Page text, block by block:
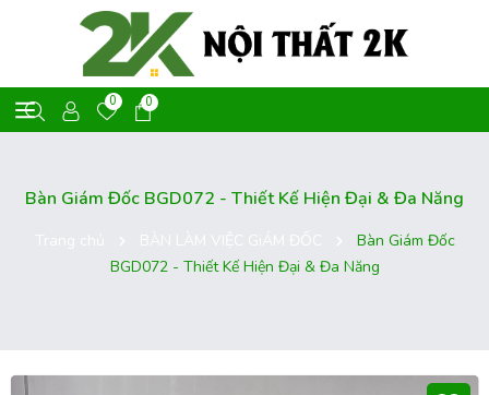
0 0
Bàn Giám Đốc BGD072 - Thiết Kế Hiện Đại & Đa Năng
Bàn Giám Đốc
BGD072 - Thiết Kế Hiện Đại & Đa Năng